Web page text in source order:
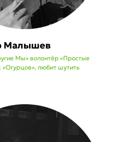
Малышев
Мы» волонтёр «Простые
«Огурцов», любит шутить